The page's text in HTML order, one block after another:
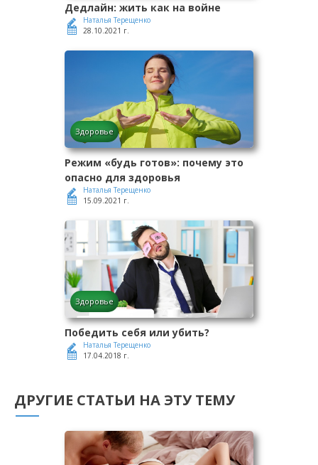
Дедлайн: жить как на войне
Наталья Терещенко
28.10.2021 г.
Здоровье
Режим «будь готов»: почему это
опасно для здоровья
Наталья Терещенко
15.09.2021 г.
Здоровье
Победить себя или убить?
Наталья Терещенко
17.04.2018 г.
ДРУГИЕ СТАТЬИ НА ЭТУ ТЕМУ